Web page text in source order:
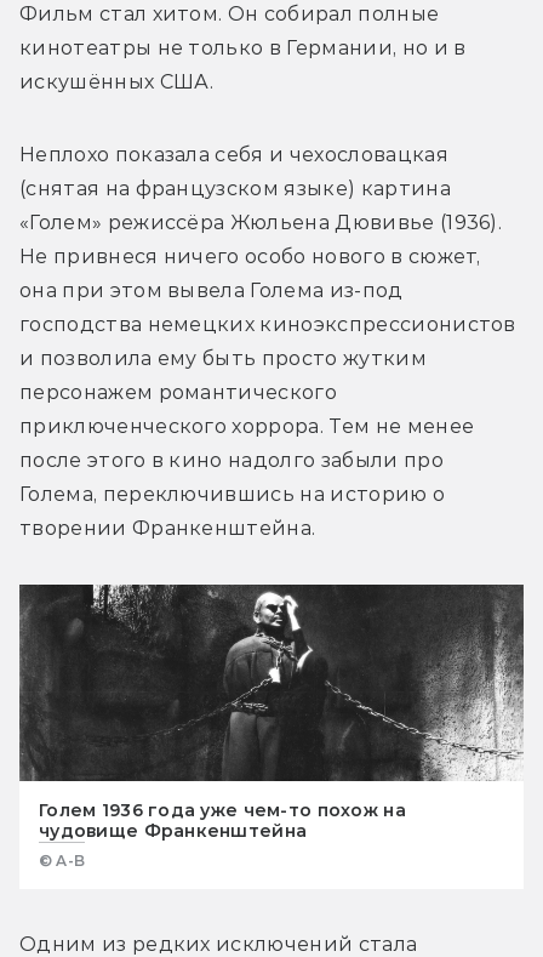
Фильм стал хитом. Он собирал полные
кинотеатры не только в Германии, но и в
искушённых США.
Неплохо показала себя и чехословацкая
(снятая на французском языке) картина
«Голем» режиссёра Жюльена Дювивье (1936).
Не привнеся ничего особо нового в сюжет,
она при этом вывела Голема из-под
господства немецких киноэкспрессионистов
и позволила ему быть просто жутким
персонажем романтического
приключенческого хоррора. Тем не менее
после этого в кино надолго забыли про
Голема, переключившись на историю о
творении Франкенштейна.
Голем 1936 года уже чем-то похож на
чудовище Франкенштейна
© A-B
Одним из редких исключений стала